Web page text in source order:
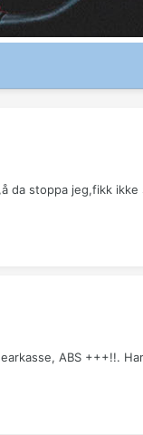
da stoppa jeg,fikk
ABS +++!!.